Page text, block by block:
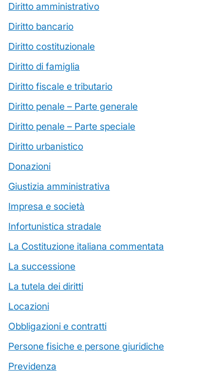
Diritto amministrativo
Diritto bancario
Diritto costituzionale
Diritto di famiglia
Diritto fiscale e tributario
Diritto penale – Parte generale
Diritto penale – Parte speciale
Diritto urbanistico
Donazioni
Giustizia amministrativa
Impresa e società
Infortunistica stradale
La Costituzione italiana commentata
La successione
La tutela dei diritti
Locazioni
Obbligazioni e contratti
Persone fisiche e persone giuridiche
Previdenza